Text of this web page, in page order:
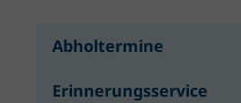
Abholtermine
Erinnerungsservice